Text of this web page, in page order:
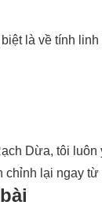
là về tính
Dừa, tôi luôn
chỉnh lại ngay